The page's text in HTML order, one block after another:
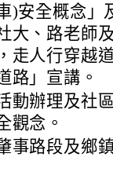
)安全概念」
大、路老師
走人行穿越
路」宣講。
動辦理及社
觀念。
事路段及鄉